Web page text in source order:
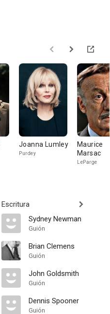
Joanna Lumley
Purdey
Maurice
Marsac
LeParge
Escritura
Sydney Newman
Guión
Brian Clemens
Guión
John Goldsmith
Guión
Dennis Spooner
Guión